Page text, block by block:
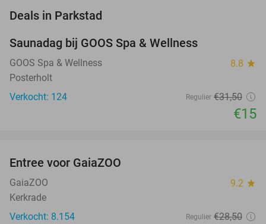
Deals in Parkstad
TODAY
Saunadag bij GOOS Spa & Wellness
GOOS Spa & Wellness 8.8 star
Posterholt
Verkocht: 124
Regulier €31,50
€15
Entree voor GaiaZOO
GaiaZOO 9.2 star
Kerkrade
Verkocht: 8.154
Regulier €28,50